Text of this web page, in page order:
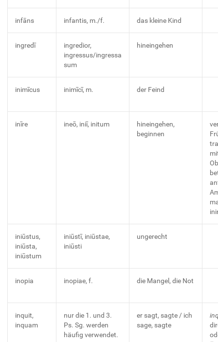
infāns infantis, m./f. das kleine Kind
ingredī
ingredior,
ingressus/ingressa
sum
hineingehen
inimīcus inimīcī, m. der Feind
inīre ineō, iniī, initum
hineingehen,
beginnen
iniūstus,
iniūsta,
iniūstum
iniūstī, iniūstae,
iniūsti
ungerecht
inopia inopiae, f. die Mangel, die Not
inquit,
inquam
nur die 1. und 3.
Ps. Sg. werden
häufig verwendet.
er sagt, sagte / ich
sage, sagte